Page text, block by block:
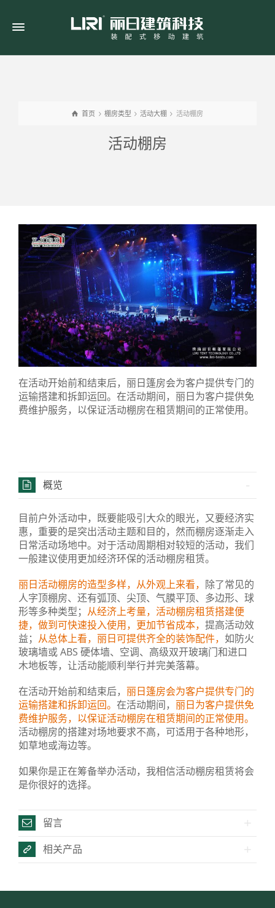
首页 棚房类型 活动大棚 活动棚房
活动棚房
在活动开始前和结束后，丽日篷房会为客户提供专门的
运输搭建和拆卸运回。在活动期间，丽日为客户提供免
费维护服务，以保证活动棚房在租赁期间的正常使用。
概览
目前户外活动中，既要能吸引大众的眼光，又要经济实
惠，重要的是突出活动主题和目的，然而棚房逐渐走入
日常活动场地中。对于活动周期相对较短的活动，我们
一般建议使用更加经济环保的活动棚房租赁。
丽日活动棚房的造型多样，从外观上来看， 除了常见的
人字顶棚房、还有弧顶、尖顶、气膜平顶、多边形、球
形等多种类型； 从经济上考量，活动棚房租赁搭建便
捷，做到可快速投入使用，更加节省成本， 提高活动效
益； 从总体上看，丽日可提供齐全的装饰配件， 如防火
玻璃墙或 ABS 硬体墙、空调、高级双开玻璃门和进口
木地板等，让活动能顺利举行并完美落幕。
在活动开始前和结束后， 丽日篷房会为客户提供专门的
运输搭建和拆卸运回。 在活动期间， 丽日为客户提供免
费维护服务，以保证活动棚房在租赁期间的正常使用。
活动棚房的搭建对场地要求不高，可适用于各种地形，
如草地或海边等。
如果你是正在筹备举办活动，我相信活动棚房租赁将会
是你很好的选择。
留言
相关产品